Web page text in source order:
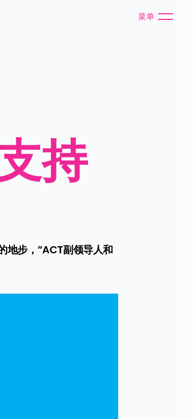
菜单
持
地步，”ACT副领导人和